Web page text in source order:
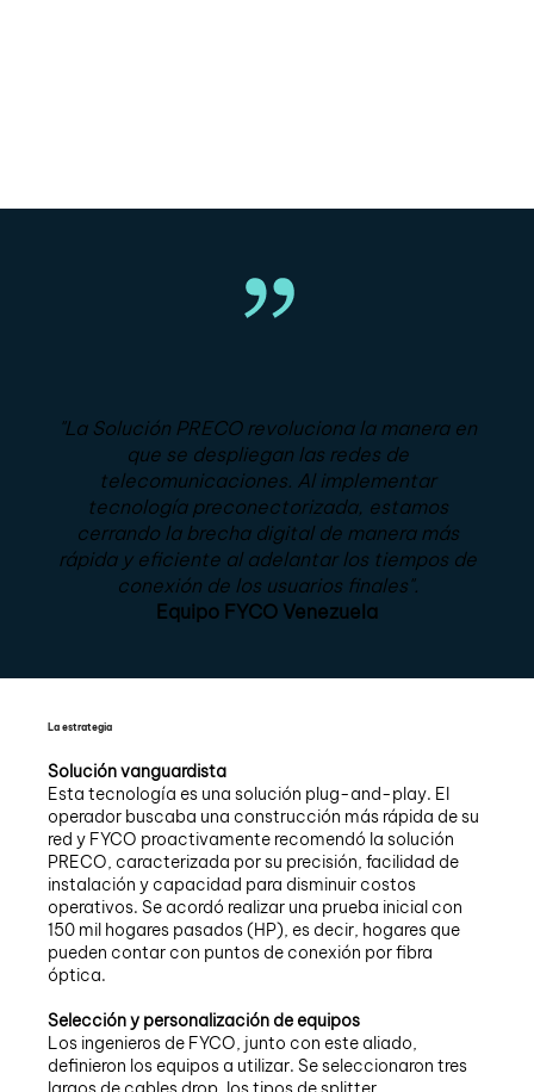
"La Solución PRECO revoluciona la manera en
que se despliegan las redes de
telecomunicaciones. Al implementar
tecnología preconectorizada, estamos
cerrando la brecha digital de manera más
rápida y eficiente al adelantar los tiempos de
conexión de los usuarios finales".
Equipo FYCO Venezuela
La estrategia
Solución vanguardista
Esta tecnología es una solución plug-and-play. El
operador buscaba una construcción más rápida de su
red y FYCO proactivamente recomendó la solución
PRECO, caracterizada por su precisión, facilidad de
instalación y capacidad para disminuir costos
operativos. Se acordó realizar una prueba inicial con
150 mil hogares pasados (HP), es decir, hogares que
pueden contar con puntos de conexión por fibra
óptica.
Selección y personalización de equipos
Los ingenieros de FYCO, junto con este aliado,
definieron los equipos a utilizar. Se seleccionaron tres